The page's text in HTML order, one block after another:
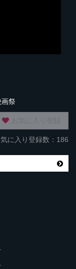
祭
に入り登録数：186